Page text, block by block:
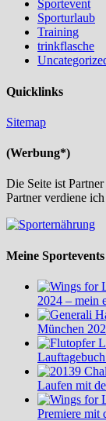
Sportevent
Sporturlaub
Training
trinkflasche
Quicklinks
Sitemap
(Werbung*)
Die Seite ist
Partner verdiene
Meine Sportevents
2024 – mein
München
Laufen mit
Premiere mit